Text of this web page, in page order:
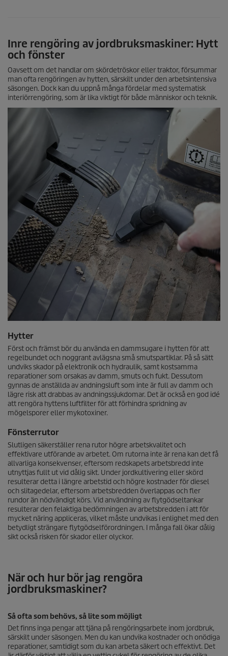
Inre rengöring av jordbruksmaskiner: Hytt
och fönster
Oavsett om det handlar om skördetröskor eller traktor, försummar
man ofta rengöringen av hytten, särskilt under den arbetsintensiva
säsongen. Dock kan du uppnå många fördelar med systematisk
interiörrengöring, som är lika viktigt för både människor och teknik.
Hytter
Först och främst bör du använda en dammsugare i hytten för att
regelbundet och noggrant avlägsna små smutspartiklar. På så sätt
undviks skador på elektronik och hydraulik, samt kostsamma
reparationer som orsakas av damm, smuts och fukt. Dessutom
gynnas de anställda av andningsluft som inte är full av damm och
lägre risk att drabbas av andningssjukdomar. Det är också en god idé
att rengöra hyttens luftfilter för att förhindra spridning av
mögelsporer eller mykotoxiner.
Fönsterrutor
Slutligen säkerställer rena rutor högre arbetskvalitet och
effektivare utförande av arbetet. Om rutorna inte är rena kan det få
allvarliga konsekvenser, eftersom redskapets arbetsbredd inte
utnyttjas fullt ut vid dålig sikt. Under jordkultivering eller skörd
resulterar detta i längre arbetstid och högre kostnader för diesel
och slitagedelar, eftersom arbetsbredden överlappas och fler
rundor än nödvändigt körs. Vid användning av flytgödseltankar
resulterar den felaktiga bedömningen av arbetsbredden i att för
mycket näring appliceras, vilket måste undvikas i enlighet med den
betydligt strängare flytgödselförordningen. I många fall ökar dålig
sikt också risken för skador eller olyckor.
När och hur bör jag rengöra
jordbruksmaskiner?
Så ofta som behövs, så lite som möjligt
Det finns inga pengar att tjäna på rengöringsarbete inom jordbruk,
särskilt under säsongen. Men du kan undvika kostnader och onödiga
reparationer, samtidigt som du kan arbeta säkert och effektivt. Det